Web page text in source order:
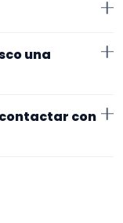
zona y otros
una
Si ya sabes el
tipo de
más
con